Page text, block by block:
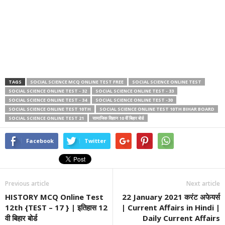
TAGS SOCIAL SCIENCE MCQ ONLINE TEST FREE
SOCIAL SCIENCE ONLINE TEST
SOCIAL SCIENCE ONLINE TEST - 32
SOCIAL SCIENCE ONLINE TEST - 33
SOCIAL SCIENCE ONLINE TEST - 34
SOCIAL SCIENCE ONLINE TEST -30
SOCIAL SCIENCE ONLINE TEST 10TH
SOCIAL SCIENCE ONLINE TEST 10TH BIHAR BOARD
SOCIAL SCIENCE ONLINE TEST 21
सामाजिक विज्ञान 10 वीं बिहार बोर्ड
Facebook Twitter
Previous article
HISTORY MCQ Online Test
12th {TEST – 17 } | इतिहास 12
वी बिहार बोर्ड
Next article
22 January 2021 करंट अफेयर्स
| Current Affairs in Hindi |
Daily Current Affairs